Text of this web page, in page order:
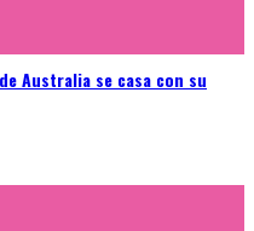
Australia se casa con su